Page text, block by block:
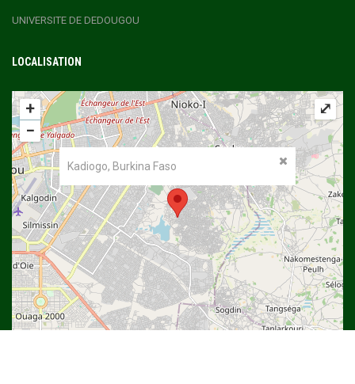
UNIVERSITE DE DEDOUGOU
LOCALISATION
Kadiogo, Burkina Faso
+
−
⤢